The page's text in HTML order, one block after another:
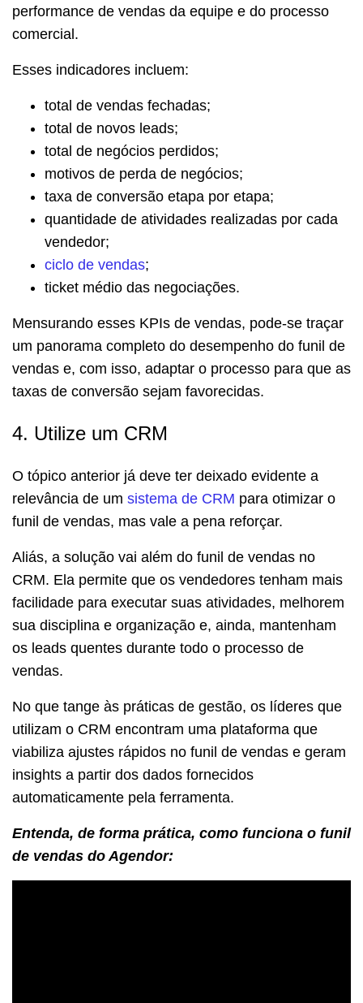
performance de vendas da equipe e do processo
comercial.
Esses indicadores incluem:
total de vendas fechadas;
total de novos leads;
total de negócios perdidos;
motivos de perda de negócios;
taxa de conversão etapa por etapa;
quantidade de atividades realizadas por cada
vendedor;
ciclo de vendas;
ticket médio das negociações.
Mensurando esses KPIs de vendas, pode-se traçar
um panorama completo do desempenho do funil de
vendas e, com isso, adaptar o processo para que as
taxas de conversão sejam favorecidas.
4. Utilize um CRM
O tópico anterior já deve ter deixado evidente a
relevância de um sistema de CRM para otimizar o
funil de vendas, mas vale a pena reforçar.
Aliás, a solução vai além do funil de vendas no
CRM. Ela permite que os vendedores tenham mais
facilidade para executar suas atividades, melhorem
sua disciplina e organização e, ainda, mantenham
os leads quentes durante todo o processo de
vendas.
No que tange às práticas de gestão, os líderes que
utilizam o CRM encontram uma plataforma que
viabiliza ajustes rápidos no funil de vendas e geram
insights a partir dos dados fornecidos
automaticamente pela ferramenta.
Entenda, de forma prática, como funciona o funil
de vendas do Agendor: